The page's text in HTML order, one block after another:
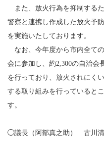
また、放火行為を抑制する
警察と連携し作成した放火予
を実施いたしております。
なお、今年度から市内全て
会に参加し、約2,300の自治会
を行っており、放火されにく
する取り組みを行っていると
す。
◯議長（阿部真之助） 古川清